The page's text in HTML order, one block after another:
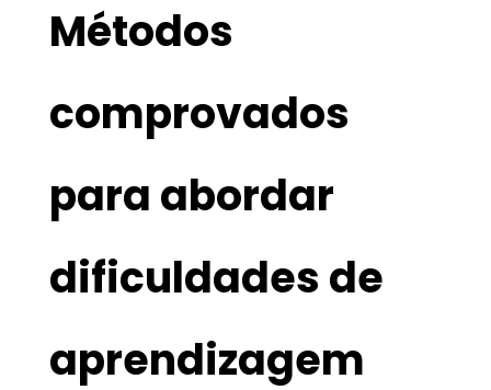
Métodos
comprovados
para abordar
dificuldades de
aprendizagem